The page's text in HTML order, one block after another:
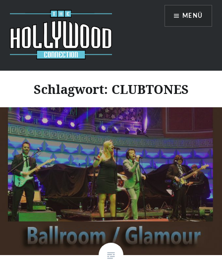
springen
Hollywood-Connection
MENÜ
Schlagwort: CLUBTONES